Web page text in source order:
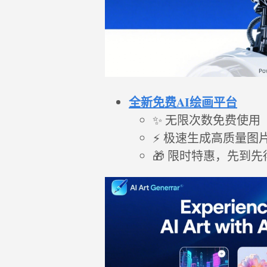
全新免费AI绘画平台
✨ 无限次数免费使用
⚡ 极速生成高质量图
🎁 限时特惠，先到先